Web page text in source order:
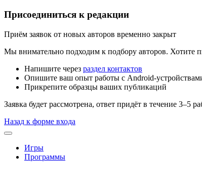
Присоединиться к редакции
Приём заявок от новых авторов временно закрыт
Мы внимательно подходим к подбору авторов. Хотите
Напишите через раздел контактов
Опишите ваш опыт работы с Android-
Прикрепите образцы ваших публикаций
Заявка будет рассмотрена, ответ придёт в течение 3–5
Назад к форме входа
Игры
Программы